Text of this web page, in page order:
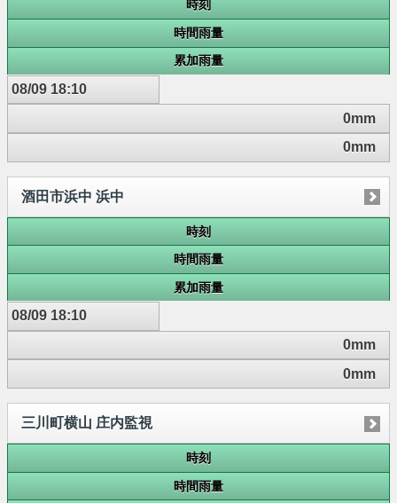
時刻
時間雨量
累加雨量
08/09 18:10
0mm
0mm
酒田市浜中 浜中
時刻
時間雨量
累加雨量
08/09 18:10
0mm
0mm
三川町横山 庄内監視
時刻
時間雨量